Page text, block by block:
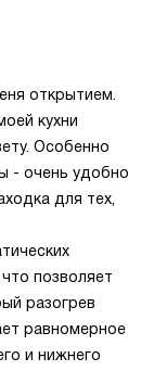
открытием.
кухни
Особенно
- очень удобно
для тех,
позволяет
разогрев
равномерное
и нижнего